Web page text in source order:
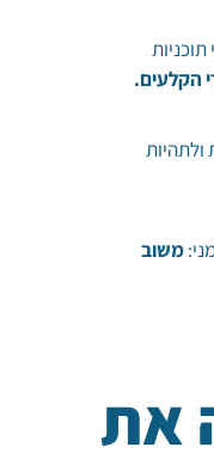
הקלעים.
משוב
את